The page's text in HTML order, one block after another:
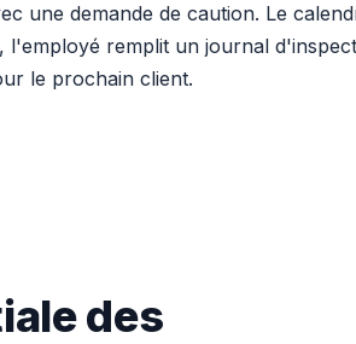
une demande de caution. Le
remplit un journal
le prochain client.
des